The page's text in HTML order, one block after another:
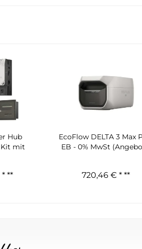
Hub
Kit mit
* **
EcoFlow DELTA 3 Max
EB - 0% MwSt
720,46 € ***